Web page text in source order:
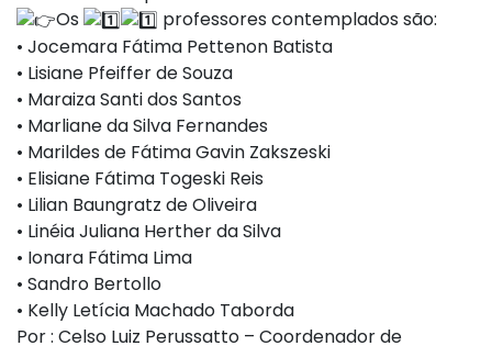
Os
professores contemplados são:
• Jocemara Fátima Pettenon Batista
• Lisiane Pfeiffer de Souza
• Maraiza Santi dos Santos
• Marliane da Silva Fernandes
• Marildes de Fátima Gavin Zakszeski
• Elisiane Fátima Togeski Reis
• Lilian Baungratz de Oliveira
• Linéia Juliana Herther da Silva
• Ionara Fátima Lima
• Sandro Bertollo
• Kelly Letícia Machado Taborda
Por : Celso Luiz Perussatto – Coordenador de